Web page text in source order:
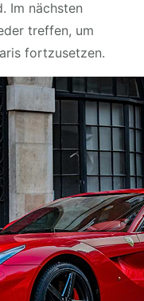
Im nächsten
treffen, um
fortzusetzen.